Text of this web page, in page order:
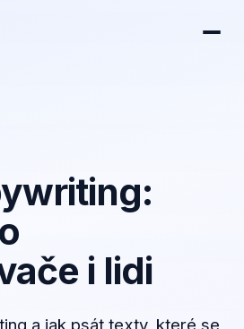
i lidi
a jak psát texty, které se